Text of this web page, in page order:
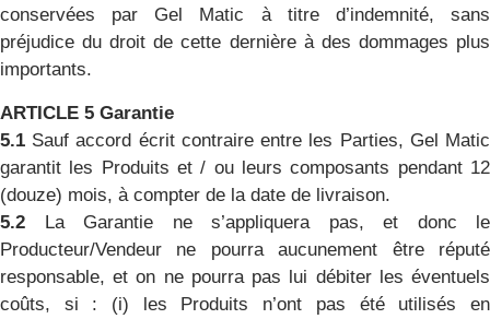
conservées par Gel Matic à titre d’indemnité, sans
préjudice du droit de cette dernière à des dommages plus
importants.
ARTICLE 5 Garantie
5.1 Sauf accord écrit contraire entre les Parties, Gel Matic
garantit les Produits et / ou leurs composants pendant 12
(douze) mois, à compter de la date de livraison.
5.2 La Garantie ne s’appliquera pas, et donc le
Producteur/Vendeur ne pourra aucunement être réputé
responsable, et on ne pourra pas lui débiter les éventuels
coûts, si : (i) les Produits n’ont pas été utilisés en